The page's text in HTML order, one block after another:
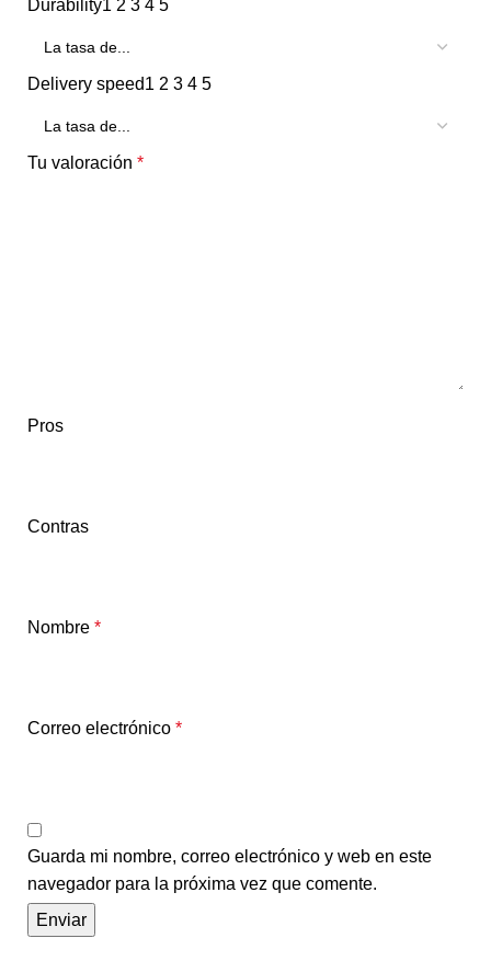
Durability1 2 3 4 5
Delivery speed1 2 3 4 5
Tu valoración *
Pros
Contras
Nombre *
Correo electrónico *
Guarda mi nombre, correo electrónico y web en este
navegador para la próxima vez que comente.